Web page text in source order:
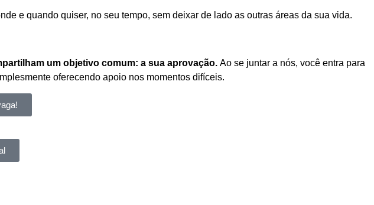
e quando quiser, no seu tempo, sem deixar de lado as outras áreas da sua vida.
um objetivo comum: a sua aprovação. Ao se juntar a nós, você entra para
oferecendo apoio nos momentos difíceis.